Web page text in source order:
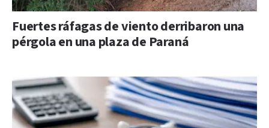
Fuertes ráfagas de viento derribaron una
pérgola en una plaza de Paraná